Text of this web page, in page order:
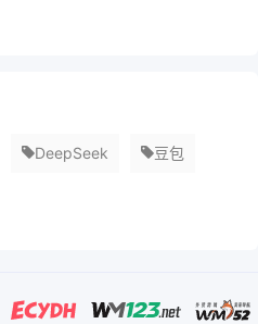
DeepSeek 豆包